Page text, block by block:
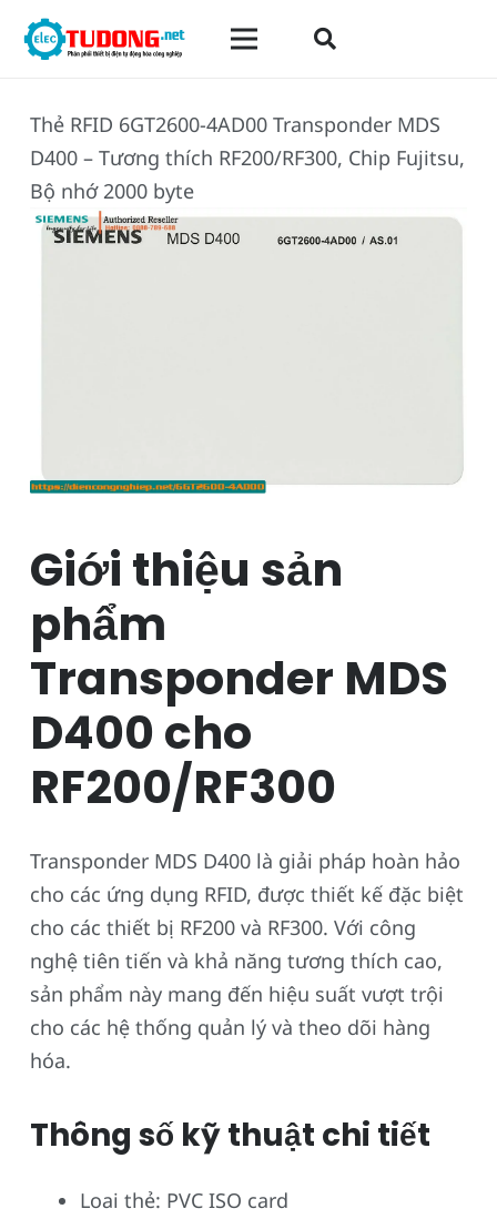
Thẻ RFID 6GT2600-4AD00 Transponder MDS
D400 – Tương thích RF200/RF300, Chip Fujitsu,
Bộ nhớ 2000 byte
Giới thiệu sản
phẩm
Transponder MDS
D400 cho
RF200/RF300
Transponder MDS D400 là giải pháp hoàn hảo
cho các ứng dụng RFID, được thiết kế đặc biệt
cho các thiết bị RF200 và RF300. Với công
nghệ tiên tiến và khả năng tương thích cao,
sản phẩm này mang đến hiệu suất vượt trội
cho các hệ thống quản lý và theo dõi hàng
hóa.
Thông số kỹ thuật chi tiết
Loại thẻ: PVC ISO card